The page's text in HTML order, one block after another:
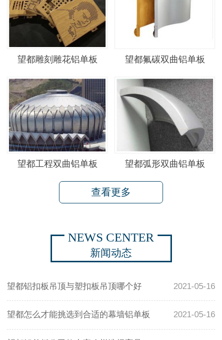
望都雕刻雕花铝单板 望都氟碳双曲铝单板
望都工程双曲铝单板 望都弧形双曲铝单板
查看更多
NEWS CENTER
新闻动态
望都铝扣板吊顶与塑扣板吊顶哪个好 2021-05-16
望都怎么才能挑选到合适的幕墙铝单板 2021-05-16